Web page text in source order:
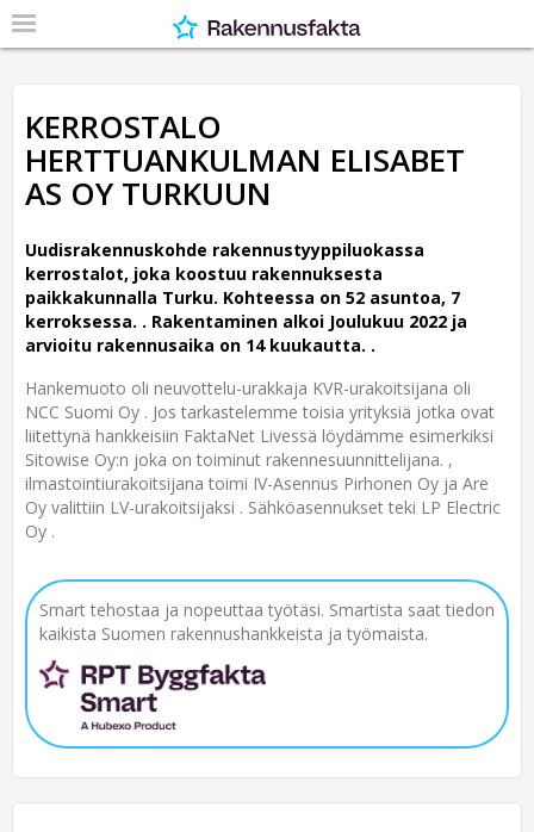
KERROSTALO
HERTTUANKULMAN ELISABET
AS OY TURKUUN
Uudisrakennuskohde rakennustyyppiluokassa
kerrostalot, joka koostuu rakennuksesta
paikkakunnalla Turku. Kohteessa on 52 asuntoa, 7
kerroksessa. . Rakentaminen alkoi Joulukuu 2022 ja
arvioitu rakennusaika on 14 kuukautta. .
Hankemuoto oli neuvottelu-urakkaja KVR-urakoitsijana oli
NCC Suomi Oy . Jos tarkastelemme toisia yrityksiä jotka ovat
liitettynä hankkeisiin FaktaNet Livessä löydämme esimerkiksi
Sitowise Oy:n joka on toiminut rakennesuunnittelijana. ,
ilmastointiurakoitsijana toimi IV-Asennus Pirhonen Oy ja Are
Oy valittiin LV-urakoitsijaksi . Sähköasennukset teki LP Electric
Oy .
Smart tehostaa ja nopeuttaa työtäsi. Smartista saat tiedon
kaikista Suomen rakennushankkeista ja työmaista.